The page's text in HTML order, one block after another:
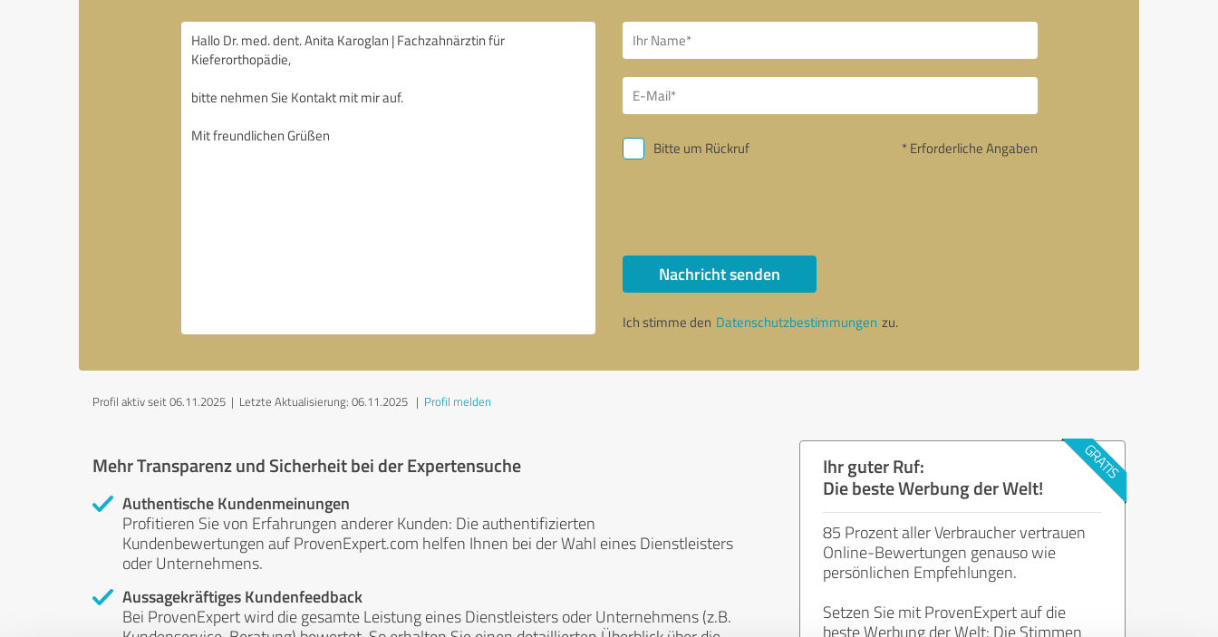
Bitte um Rückruf * Erforderliche Angaben
Nachricht senden
Ich stimme den Datenschutzbestimmungen zu.
Profil aktiv seit 06.11.2025 | Letzte Aktualisierung: 06.11.2025 | Profil melden
Mehr Transparenz und Sicherheit bei der Expertensuche
Authentische Kundenmeinungen
Profitieren Sie von Erfahrungen anderer Kunden: Die authentifizierten
Kundenbewertungen auf ProvenExpert.com helfen Ihnen bei der Wahl eines Dienstleisters
oder Unternehmens.
Aussagekräftiges Kundenfeedback
Bei ProvenExpert wird die gesamte Leistung eines Dienstleisters oder Unternehmens (z.B.
Ihr guter Ruf:
Die beste Werbung der Welt!
85 Prozent aller Verbraucher vertrauen
Online-Bewertungen genauso wie
persönlichen Empfehlungen.
Setzen Sie mit ProvenExpert auf die
beste Werbung der Welt: Die Stimmen